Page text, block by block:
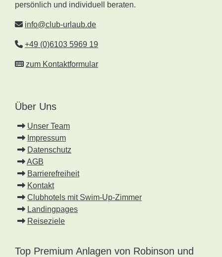
persönlich und individuell beraten.
info@club-urlaub.de
+49 (0)6103 5969 19
zum Kontaktformular
Über Uns
Unser Team
Impressum
Datenschutz
AGB
Barrierefreiheit
Kontakt
Clubhotels mit Swim-Up-Zimmer
Landingpages
Reiseziele
Top Premium Anlagen von Robinson und